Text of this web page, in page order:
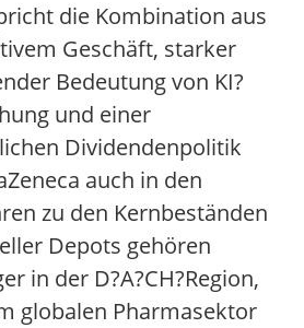
die Kombination aus
Geschäft, starker
Bedeutung von KI?
und einer
Dividendenpolitik
auch in den
zu den Kernbeständen
Depots gehören
in der D?A?CH?Region,
globalen Pharmasektor